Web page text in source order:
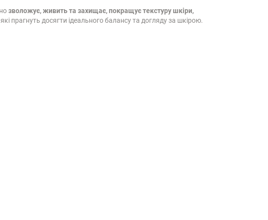
зволожує, живить та захищає,покращує текстуру шкіри,
прагнуть досягти ідеального балансу та догляду за шкірою.